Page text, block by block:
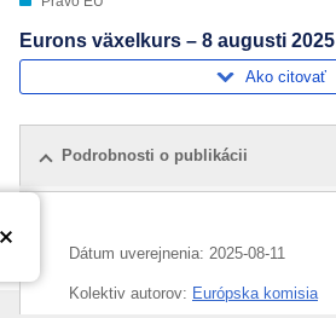
Eurons växelkurs – 8 augusti 2025
Ako citovať
Podrobnosti o publikácii
Dátum uverejnenia: 2025-08-11
Kolektiv autorov: Európska komisia